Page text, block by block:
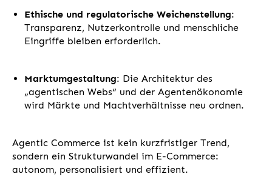
Ethische und regulatorische Weichenstellung:
Transparenz, Nutzerkontrolle und menschliche
Eingriffe bleiben erforderlich.
Marktumgestaltung: Die Architektur des
„agentischen Webs“ und der Agentenökonomie
wird Märkte und Machtverhältnisse neu ordnen.
Agentic Commerce ist kein kurzfristiger Trend,
sondern ein Strukturwandel im E-Commerce:
autonom, personalisiert und effizient.